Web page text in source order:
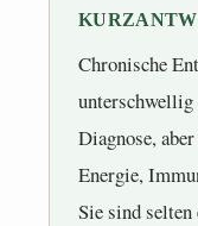
Chronische
unterschwellig
Diagnose,
Energie,
Sie sind